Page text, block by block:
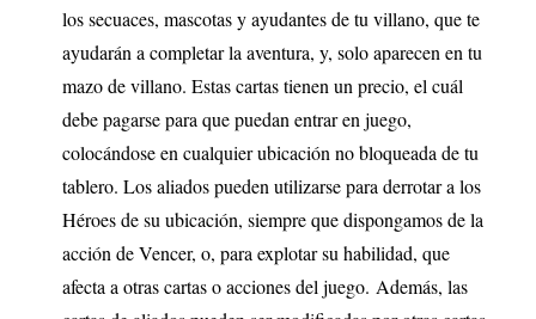
los secuaces, mascotas y ayudantes de tu villano, que te
ayudarán a completar la aventura, y, solo aparecen en tu
mazo de villano. Estas cartas tienen un precio, el cuál
debe pagarse para que puedan entrar en juego,
colocándose en cualquier ubicación no bloqueada de tu
tablero. Los aliados pueden utilizarse para derrotar a los
Héroes de su ubicación, siempre que dispongamos de la
acción de Vencer, o, para explotar su habilidad, que
afecta a otras cartas o acciones del juego. Además, las